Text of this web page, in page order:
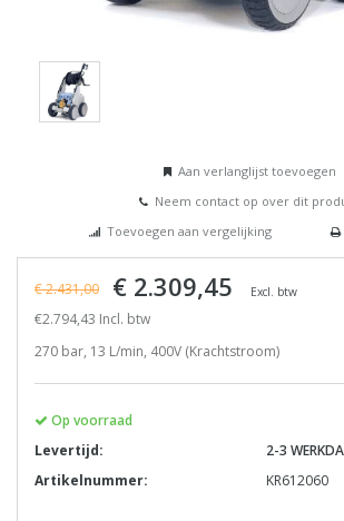
Aan verlanglijst toevoegen
Neem contact op over dit
Toevoegen aan vergelijking
€ 2.431,00 € 2.309,45 Excl. btw
€2.794,43 Incl. btw
270 bar, 13 L/min, 400V (Krachtstroom)
Op voorraad
Levertijd:
2-3
Artikelnummer:
KR612060